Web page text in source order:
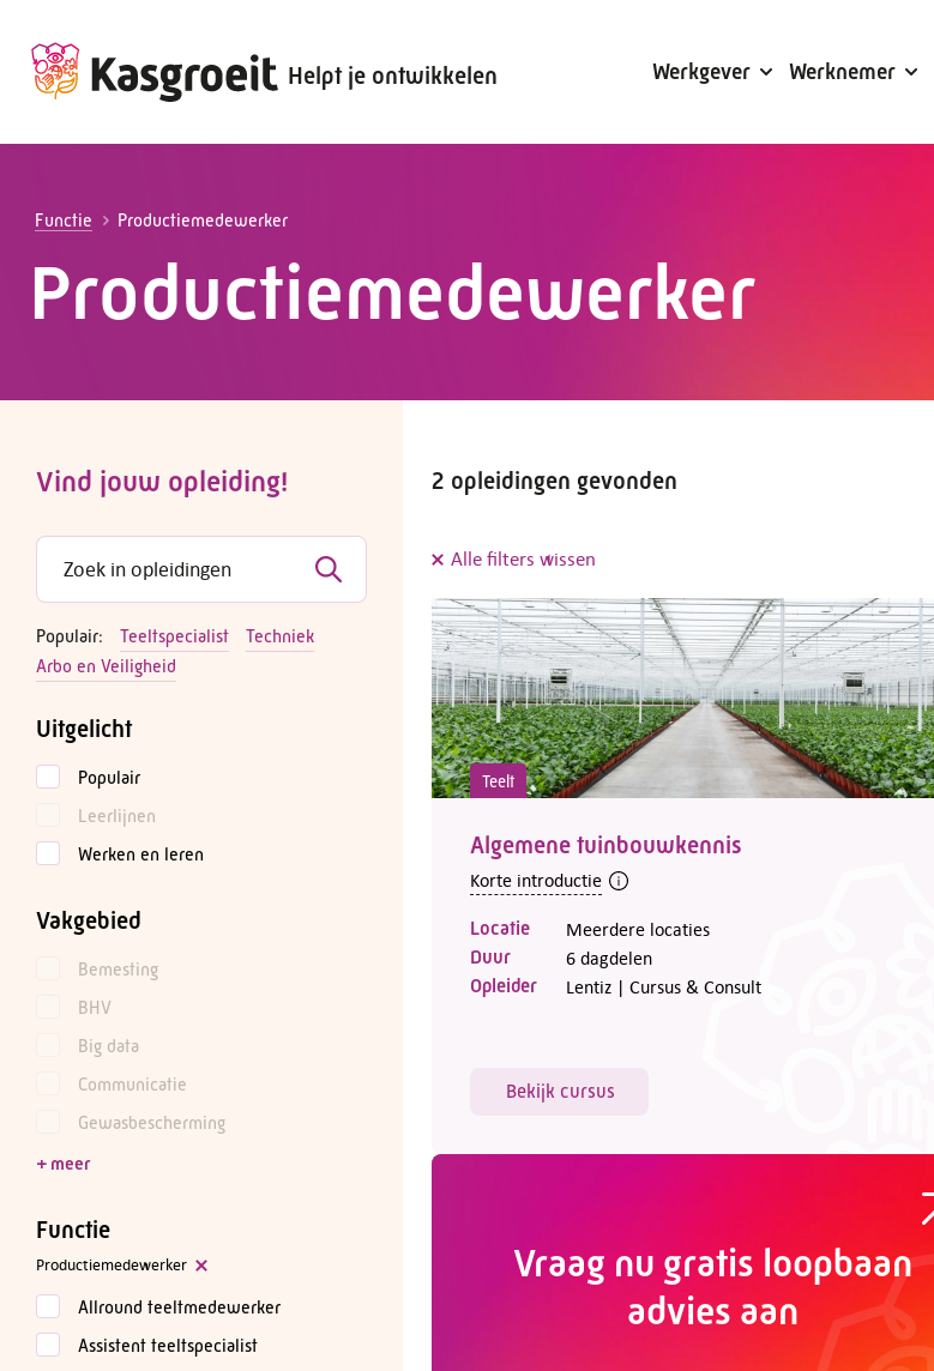
Helpt je ontwikkelen Werkgever
Alles voor de werkgever
Werknemer
Alles voor de werknemer
Functie Productiemedewerker
Productiemedewerker
Vind jouw opleiding!
Populair: Teeltspecialist
Techniek
Arbo en Veiligheid
Uitgelicht
Populair
Leerlijnen
Werken en leren
Vakgebied
Bemesting
BHV
Big data
Communicatie
Gewasbescherming
Functie
Productiemedewerker
Allround teeltmedewerker
Assistent teeltspecialist
2 opleidingen gevonden
Alle filters wissen
Teelt
Algemene tuinbouwkennis
Korte introductie
Locatie Meerdere locaties
Duur 6 dagdelen
Opleider Lentiz | Cursus & Consult
Bekijk cursus
Vraag nu gratis loopbaan
advies aan